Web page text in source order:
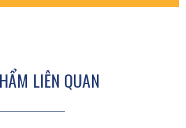
LIÊN QUAN